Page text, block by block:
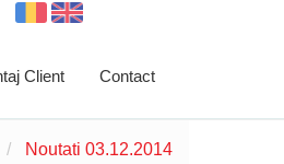
Client Contact
Noutati 03.12.2014